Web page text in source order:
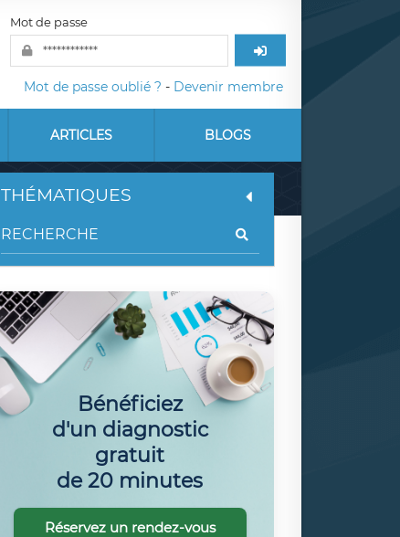
Mot de passe
Mot de passe oublié ? - Devenir membre
ARTICLES BLOGS
THÉMATIQUES
Bénéficiez
d'un diagnostic
gratuit
de 20 minutes
Réservez un rendez-vous